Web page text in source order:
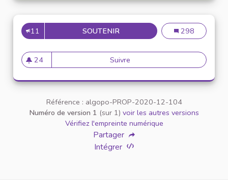
11 SOUTENIR INSCRIRE LA CHARTE DANS
Inscrire la
298
24
24 abonnés
Suivre Inscrire la charte dans un
Référence : algopo-PROP-2020-12-104
Numéro de version 1 (sur 1) voir les autres versions
Vérifiez l'empreinte numérique
Partager
Intégrer